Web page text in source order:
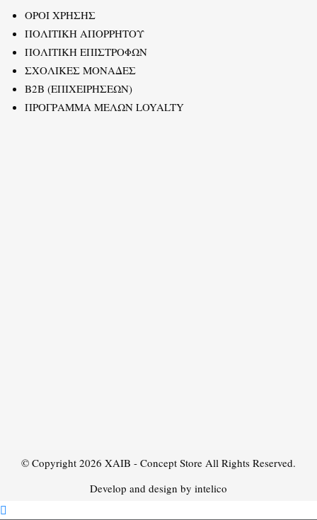
ΟΡΟΙ ΧΡΗΣΗΣ
ΠΟΛΙΤΙΚΗ ΑΠΟΡΡΗΤΟΥ
ΠΟΛΙΤΙΚΗ ΕΠΙΣΤΡΟΦΩΝ
ΣΧΟΛΙΚΕΣ ΜΟΝΑΔΕΣ
B2B (ΕΠΙΧΕΙΡΗΣΕΩΝ)
ΠΡΟΓΡΑΜΜΑ ΜΕΛΩΝ LOYALTY
© Copyright 2026 XAIB - Concept Store All Rights Reserved.
Develop and design by intelico